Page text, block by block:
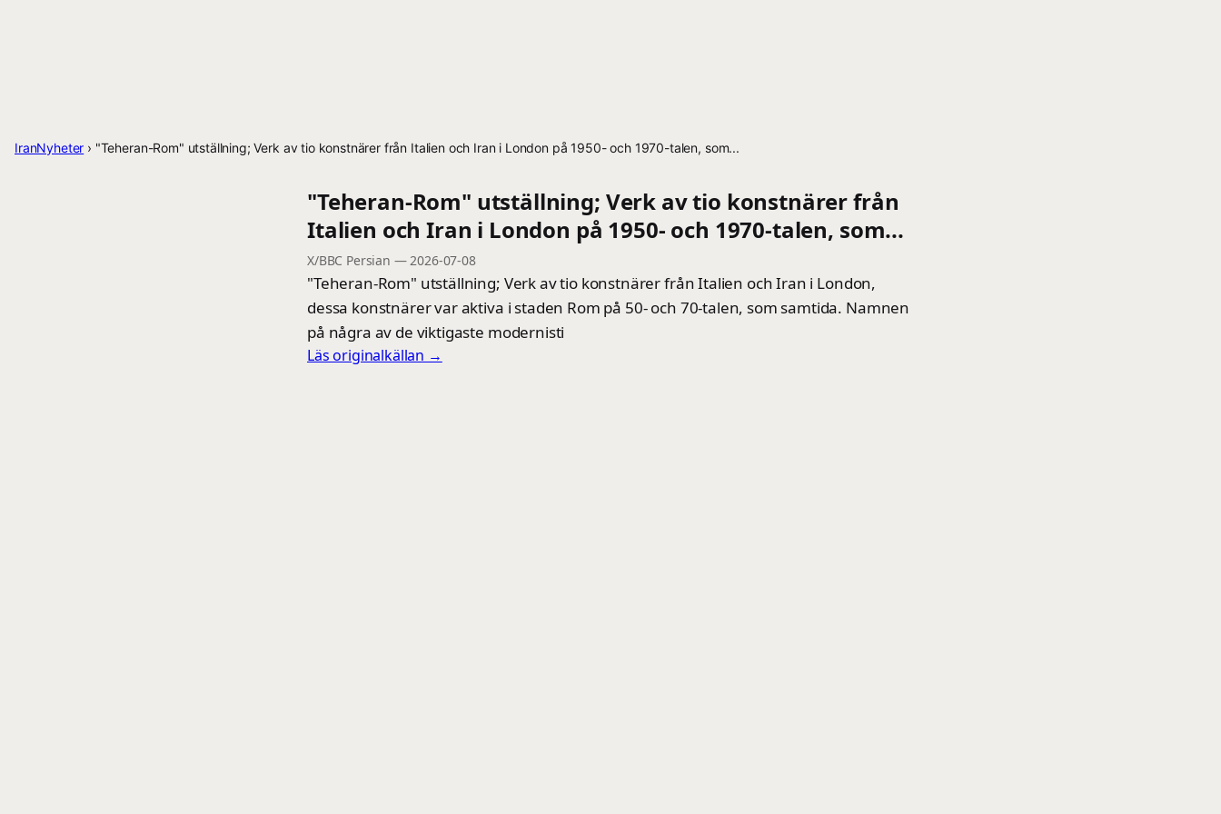
IranNyheter › "Teheran-Rom" utställning; Verk av tio konstnärer från Italien och Iran i London på 1950- och 1970-talen, som...
"Teheran-Rom" utställning; Verk av tio konstnärer från
Italien och Iran i London på 1950- och 1970-talen, som...
X/BBC Persian —2026-07-08
"Teheran-Rom" utställning; Verk av tio konstnärer från Italien och Iran i London,
dessa konstnärer var aktiva i staden Rom på 50- och 70-talen, som samtida. Namnen
på några av de viktigaste modernisti
Läs originalkällan →